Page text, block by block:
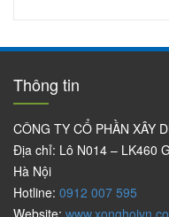
Thông tin
CÔNG TY CỔ PHẦN XÂY
Địa chỉ: Lô N014 – LK460
Hà Nội
Hotline: 0912 007 595